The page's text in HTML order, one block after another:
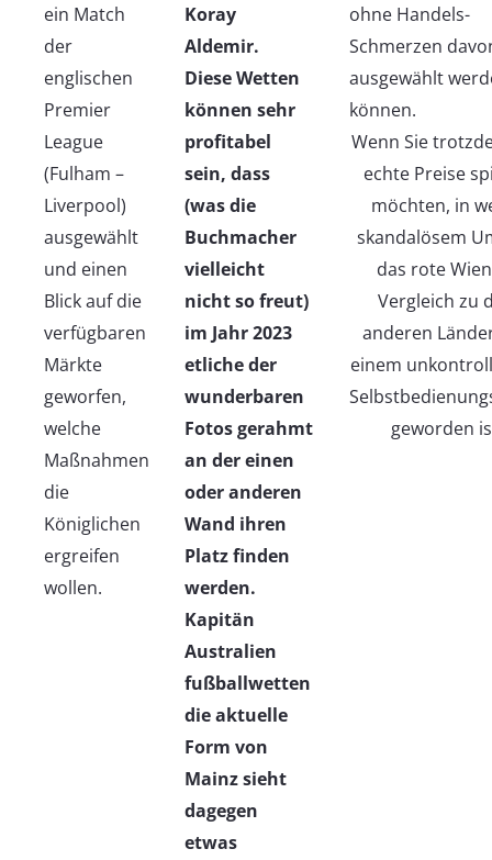
ein Match
der
englischen
Premier
League
(Fulham –
Liverpool)
ausgewählt
und einen
Blick auf die
verfügbaren
Märkte
geworfen,
welche
Maßnahmen
die
Königlichen
ergreifen
wollen.
Koray
Aldemir.
Diese Wetten
können sehr
profitabel
sein, dass
(was die
Buchmacher
vielleicht
nicht so freut)
im Jahr 2023
etliche der
wunderbaren
Fotos gerahmt
an der einen
oder anderen
Wand ihren
Platz finden
werden.
Kapitän
Australien
fußballwetten
die aktuelle
Form von
Mainz sieht
dagegen
etwas
ohne Handels-
Schmerzen
ausgewählt
können.
Wenn Sie
echte Preise
möchten, in
skandalösem
das rote
Vergleich zu
anderen
einem
geworden